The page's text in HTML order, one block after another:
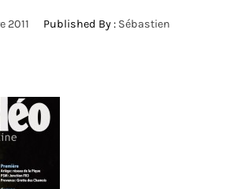
2011 Published By : Sébastien